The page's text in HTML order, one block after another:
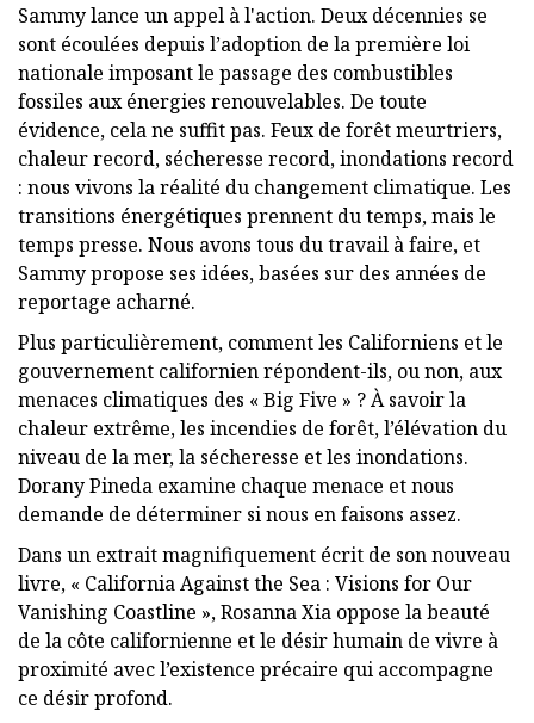
Sammy lance un appel à l'action. Deux décennies se
sont écoulées depuis l’adoption de la première loi
nationale imposant le passage des combustibles
fossiles aux énergies renouvelables. De toute
évidence, cela ne suffit pas. Feux de forêt meurtriers,
chaleur record, sécheresse record, inondations record
: nous vivons la réalité du changement climatique. Les
transitions énergétiques prennent du temps, mais le
temps presse. Nous avons tous du travail à faire, et
Sammy propose ses idées, basées sur des années de
reportage acharné.
Plus particulièrement, comment les Californiens et le
gouvernement californien répondent-ils, ou non, aux
menaces climatiques des « Big Five » ? À savoir la
chaleur extrême, les incendies de forêt, l’élévation du
niveau de la mer, la sécheresse et les inondations.
Dorany Pineda examine chaque menace et nous
demande de déterminer si nous en faisons assez.
Dans un extrait magnifiquement écrit de son nouveau
livre, « California Against the Sea : Visions for Our
Vanishing Coastline », Rosanna Xia oppose la beauté
de la côte californienne et le désir humain de vivre à
proximité avec l’existence précaire qui accompagne
ce désir profond.